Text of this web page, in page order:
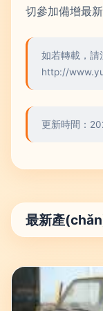
切參加備增最
如若轉載，請
http://
更新時間：
最新產